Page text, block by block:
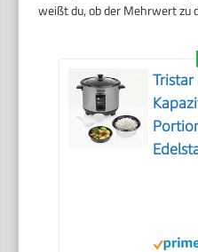
weißt du, ob der Mehrwert zu
Tristar
400